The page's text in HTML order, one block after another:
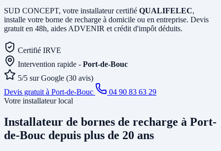
SUD CONCEPT, votre installateur certifié QUALIFELEC,
installe votre borne de recharge à domicile ou en entreprise. Devis
gratuit en 48h, aides ADVENIR et crédit d'impôt déduits.
Certifié IRVE
Intervention rapide - Port-de-Bouc
5/5 sur Google (30 avis)
Devis gratuit à Port-de-Bouc
04 90 83 63 29
Votre installateur local
Installateur de bornes de recharge à Port-
de-Bouc depuis plus de 20 ans